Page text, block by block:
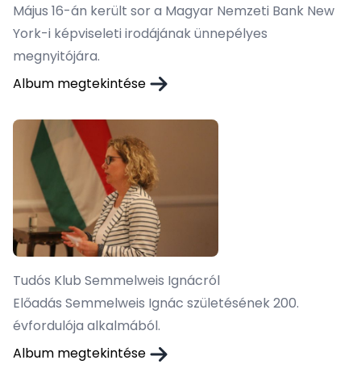
Május 16-án került sor a Magyar Nemzeti Bank New
York-i képviseleti irodájának ünnepélyes
megnyitójára.
Album megtekintése
Tudós Klub Semmelweis Ignácról
Előadás Semmelweis Ignác születésének 200.
évfordulója alkalmából.
Album megtekintése